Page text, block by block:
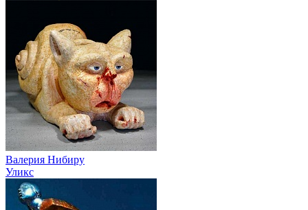
Валерия Нибиру
Уликс